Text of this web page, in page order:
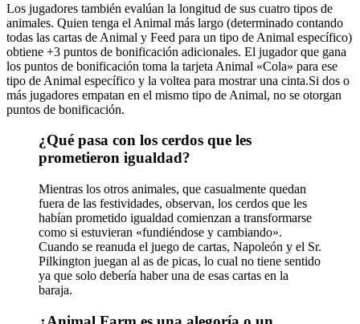
Los jugadores también evalúan la longitud de sus cuatro tipos de
animales. Quien tenga el Animal más largo (determinado contando
todas las cartas de Animal y Feed para un tipo de Animal específico)
obtiene +3 puntos de bonificación adicionales. El jugador que gana
los puntos de bonificación toma la tarjeta Animal «Cola» para ese
tipo de Animal específico y la voltea para mostrar una cinta.Si dos o
más jugadores empatan en el mismo tipo de Animal, no se otorgan
puntos de bonificación.
¿Qué pasa con los cerdos que les
prometieron igualdad?
Mientras los otros animales, que casualmente quedan
fuera de las festividades, observan, los cerdos que les
habían prometido igualdad comienzan a transformarse
como si estuvieran «fundiéndose y cambiando».
Cuando se reanuda el juego de cartas, Napoleón y el Sr.
Pilkington juegan al as de picas, lo cual no tiene sentido
ya que solo debería haber una de esas cartas en la
baraja.